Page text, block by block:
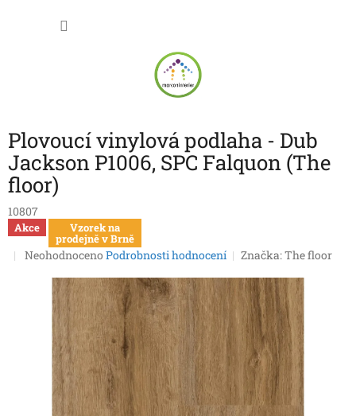
Plovoucí vinylová podlaha - Dub
Jackson P1006, SPC Falquon (The
floor)
10807
Akce Vzorek na
prodejně v Brně
Průměrné
produktu
hvězdiček.
Neohodnoceno Podrobnosti hodnocení Značka:The floor